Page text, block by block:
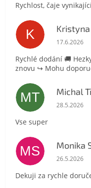
Rychlost, čaje
K Kristyna
17.6.2026
Rychlé dodání 🚚
znovu ↪️ Mohu
MT Michal
28.5.2026
Vse super
MS Monika
26.5.2026
Dekuji za rychle